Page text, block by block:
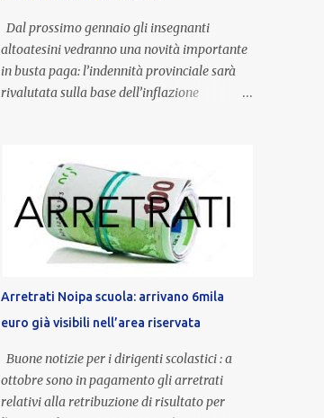
Dal prossimo gennaio gli insegnanti
altoatesini vedranno una novità importante
in busta paga: l’indennità provinciale sarà
rivalutata sulla base dell’inflazione
un’anzianità compresa tra 9 e 20 anni
potranno raggiungere fino a 1.002 euro lordi
annui. Il nuovo contratto provinciale
introduce inoltre un congedo speciale
dedicato alle donne vittime di violenza di
genere, in linea con la normativa nazionale e
con l’obiettivo di offrire maggiore tutela e
supporto in situazioni delicate. L’indennità
provinciale per i docenti è un unicum in
Italia: si tratta di una misura esclusiva della
Provincia autonoma di Bolzano, che integra
Arretrati Noipa scuola: arrivano 6mila
euro già visibili nell’area riservata
Buone notizie per i dirigenti scolastici : a
ottobre sono in pagamento gli arretrati
relativi alla retribuzione di risultato per